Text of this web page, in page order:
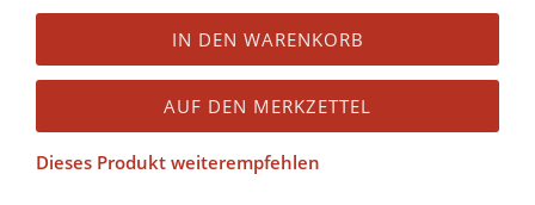
IN DEN WARENKORB
AUF DEN MERKZETTEL
Dieses Produkt weiterempfehlen